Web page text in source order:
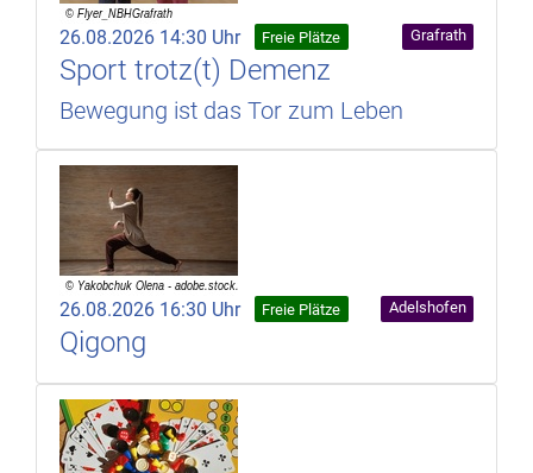
26.08.2026 14:30 Uhr Freie Plätze Grafrath
Sport trotz(t) Demenz
Bewegung ist das Tor zum Leben
26.08.2026 16:30 Uhr Freie Plätze Adelshofen
Qigong